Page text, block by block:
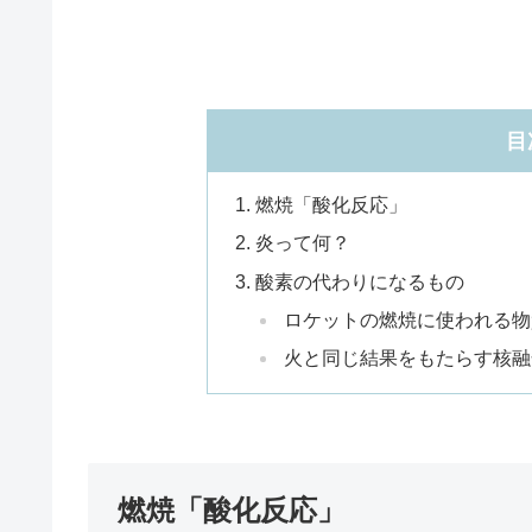
燃焼「酸化反応」
炎って何？
酸素の代わりになるもの
ロケットの燃焼に使われる
火と同じ結果をもたらす核
燃焼「酸化反応」